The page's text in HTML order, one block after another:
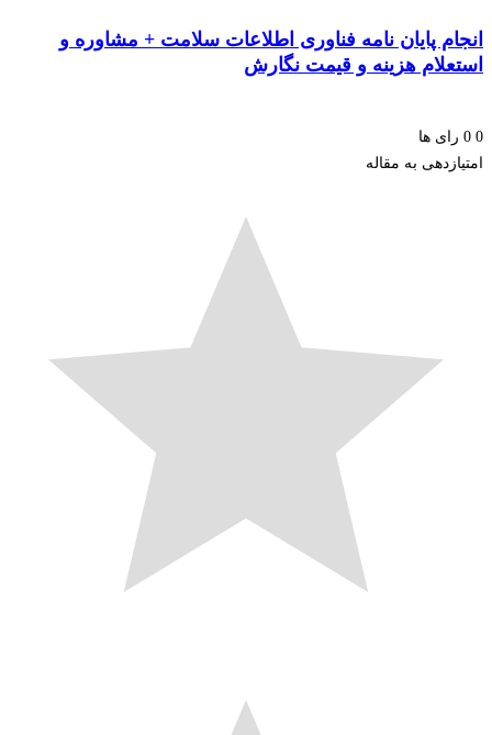
پایان نامه فناوری اطلاعات سلامت + مشاوره و
هزینه و قیمت نگارش
ها
به مقاله